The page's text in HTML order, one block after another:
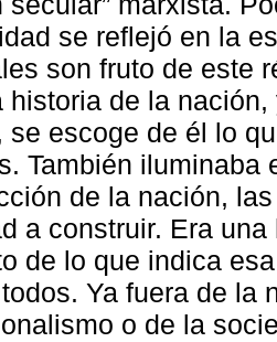
se reflejó en la
son fruto de este
historia de la
se escoge de él lo
También iluminaba
de la nación,
a construir. Era
de lo que indica
Ya fuera de la
o de la